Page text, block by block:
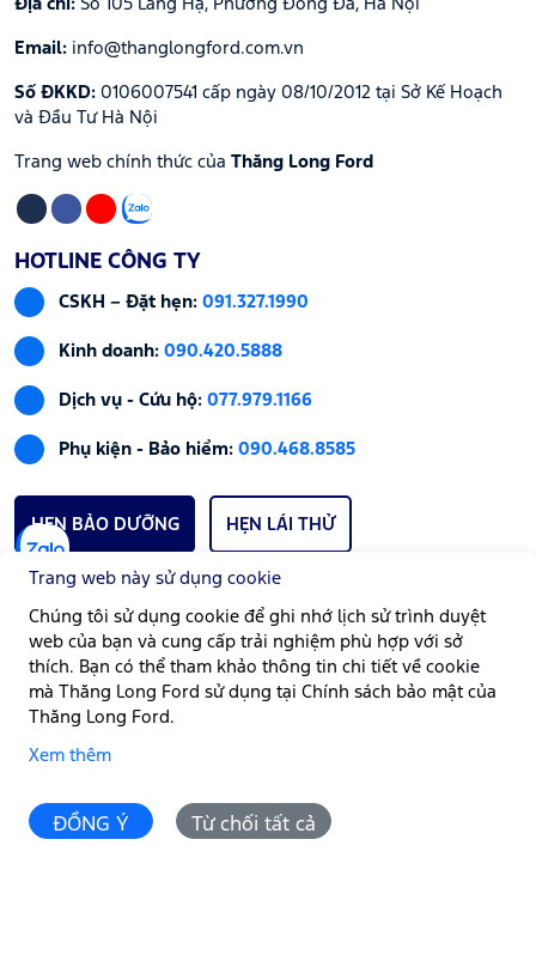
Địa chỉ: Số 105 Láng Hạ, Phường Đống Đa, Hà Nội
Email: info@thanglongford.com.vn
Số ĐKKD: 0106007541 cấp ngày 08/10/2012 tại Sở Kế Hoạch
và Đầu Tư Hà Nội
Trang web chính thức của Thăng Long Ford
HOTLINE CÔNG TY
CSKH – Đặt hẹn: 091.327.1990
Kinh doanh: 090.420.5888
Dịch vụ - Cứu hộ: 077.979.1166
Phụ kiện - Bảo hiểm: 090.468.8585
HẸN BẢO DƯỠNG HẸN LÁI THỬ
GIỜ LÀM VIỆC
Thứ Hai - Thứ Bảy | Từ 08:00 - 17:00
Xưởng dịch vụ:Thứ Hai - Chủ Nhật | Từ 08:00 - 17:00
Trang web này sử dụng cookie
Chúng tôi sử dụng cookie để ghi nhớ lịch sử trình duyệt
web của bạn và cung cấp trải nghiệm phù hợp với sở
thích. Bạn có thể tham khảo thông tin chi tiết về cookie
mà Thăng Long Ford sử dụng tại Chính sách bảo mật của
Thăng Long Ford.
Xem thêm
ĐỒNG Ý Từ chối tất cả